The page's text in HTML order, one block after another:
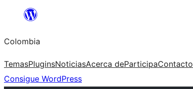
Saltar
contenido
Colombia
TemasPluginsNoticiasAcerca deParticipaContacto
Consigue WordPress